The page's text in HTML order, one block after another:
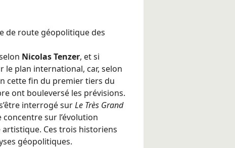
de route géopolitique des
Nicolas Tenzer, et si
le plan international, car, selon
cette fin du premier tiers du
ont bouleversé les prévisions.
interrogé surLe Très Grand
concentre sur l’évolution
Ces trois historiens
géopolitiques.